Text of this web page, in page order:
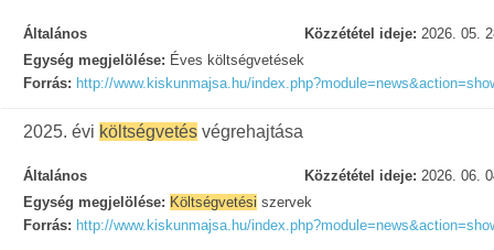
Általános Közzététel ideje: 2026. 05.
Egység megjelölése: Éves költségvetések
Forrás: http://www.kiskunmajsa.hu/
2025. évi költségvetés végrehajtása
Általános Közzététel ideje: 2026. 06.
Egység megjelölése: Költségvetési szervek
Forrás: http://www.kiskunmajsa.hu/